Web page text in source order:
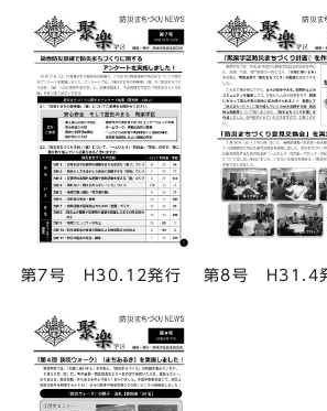
第7号 H30.12発行 第8号 H31.4